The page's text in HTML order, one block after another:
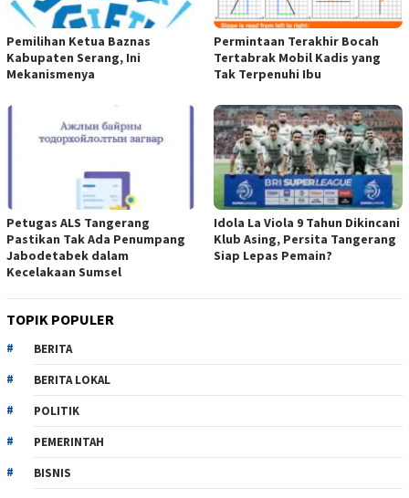
Pemilihan Ketua Baznas
Kabupaten Serang, Ini
Mekanismenya
Permintaan Terakhir Bocah
Tertabrak Mobil Kadis yang
Tak Terpenuhi Ibu
Petugas ALS Tangerang
Pastikan Tak Ada Penumpang
Jabodetabek dalam
Kecelakaan Sumsel
Idola La Viola 9 Tahun Dikincani
Klub Asing, Persita Tangerang
Siap Lepas Pemain?
TOPIK POPULER
BERITA
BERITA LOKAL
POLITIK
PEMERINTAH
BISNIS